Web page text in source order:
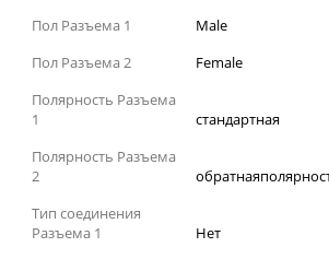
Пол Разъема 1
Male
Пол Разъема 2
Female
Полярность Разъема
1
стандартная
Полярность Разъема
2
Тип соединения
Разъема 1
Нет